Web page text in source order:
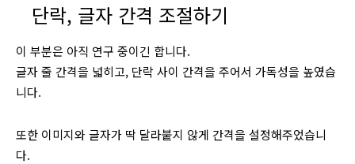
단락, 글자 간격 조절하기
이 부분은 아직 연구 중이긴 합니다.
글자 줄 간격을 넓히고, 단락 사이 간격을 주어서 가독성을 높였습
니다.
또한 이미지와 글자가 딱 달라붙지 않게 간격을 설정해주었습니
다.